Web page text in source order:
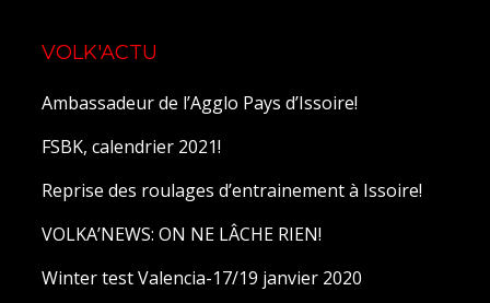
VOLK'ACTU
Ambassadeur de l’Agglo Pays d’Issoire!
FSBK, calendrier 2021!
Reprise des roulages d’entrainement à Issoire!
VOLKA’NEWS: ON NE LÂCHE RIEN!
Winter test Valencia-17/19 janvier 2020